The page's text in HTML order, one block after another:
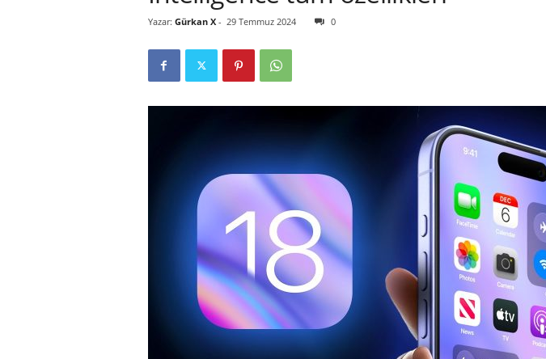
i
l
Yazar: Gürkan X- 29 Temmuz 2024 0